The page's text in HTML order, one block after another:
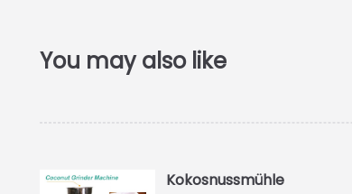
Kokosnussmühle